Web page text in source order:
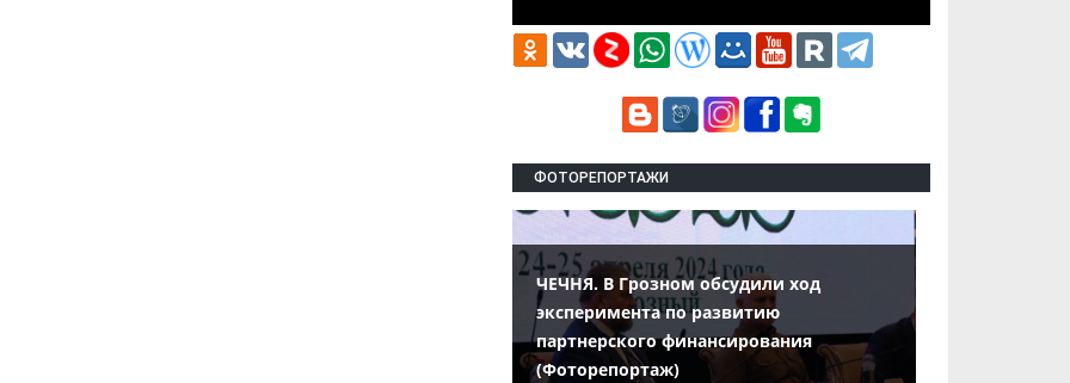
ФОТОРЕПОРТАЖИ
ЧЕЧНЯ. В Грозном обсудили ход
эксперимента по развитию
партнерского финансирования
(Фоторепортаж)